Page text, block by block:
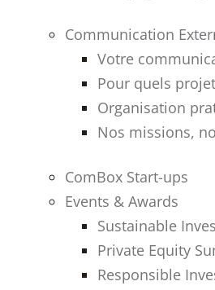
Communication
Votre
Pour quels
Organisation
Nos missions,
ComBox Start-ups
Events & Awards
Sustainable
Private Equity
Responsible